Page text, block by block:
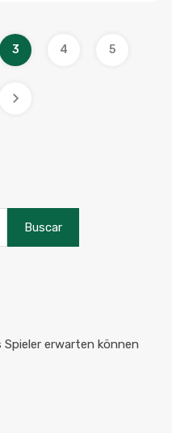
3 4 5
Buscar
erwarten können